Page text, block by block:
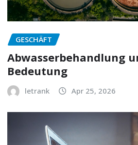
GESCHÄFT
Abwasserbehandlung
Bedeutung
letrank Apr 25, 2026